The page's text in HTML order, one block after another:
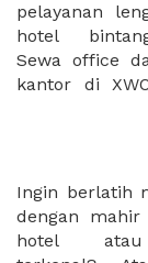
pelayanan
hotel
Sewa office
kantor di
murah
yang kami
Ingin berlatih
dengan
hotel
demo
harga
fasilitas